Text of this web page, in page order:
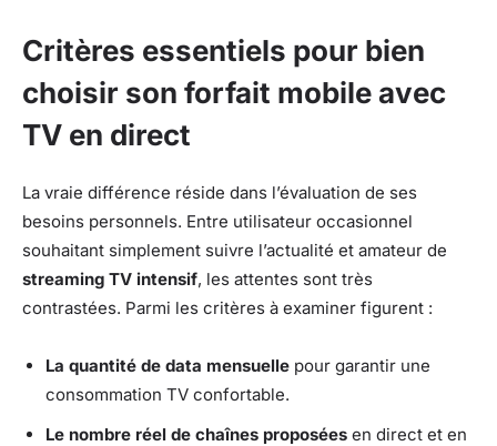
Critères essentiels pour bien
choisir son forfait mobile avec
TV en direct
La vraie différence réside dans l’évaluation de ses
besoins personnels. Entre utilisateur occasionnel
souhaitant simplement suivre l’actualité et amateur de
streaming TV intensif, les attentes sont très
contrastées. Parmi les critères à examiner figurent :
La quantité de data mensuelle pour garantir une
consommation TV confortable.
Le nombre réel de chaînes proposées en direct et en